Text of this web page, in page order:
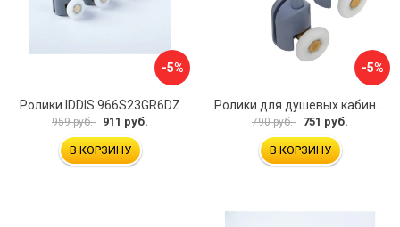
-5%
Ролики IDDIS 966S23GR6DZ
959 руб. 911 руб.
В КОРЗИНУ
-5%
790 руб. 751 руб.
В КОРЗИНУ